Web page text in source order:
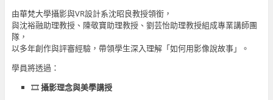
由華梵大學攝影與VR設計系沈昭良教授領銜，
與沈裕融助理教授、陳敬寶助理教授、劉芸怡助理教授組成專業講師團
隊，
以多年創作與評審經驗，帶領學生深入理解「如何用影像說故事」。
學員將透過：
🎞️攝影理念與美學講授